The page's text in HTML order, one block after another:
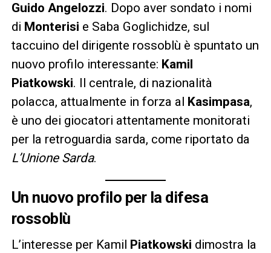
Guido Angelozzi. Dopo aver sondato i nomi
di Monterisi e Saba Goglichidze, sul
taccuino del dirigente rossoblù è spuntato un
nuovo profilo interessante: Kamil
Piatkowski. Il centrale, di nazionalità
polacca, attualmente in forza al Kasimpasa,
è uno dei giocatori attentamente monitorati
per la retroguardia sarda, come riportato da
L’Unione Sarda.
Un nuovo profilo per la difesa
rossoblù
L’interesse per Kamil Piatkowski dimostra la